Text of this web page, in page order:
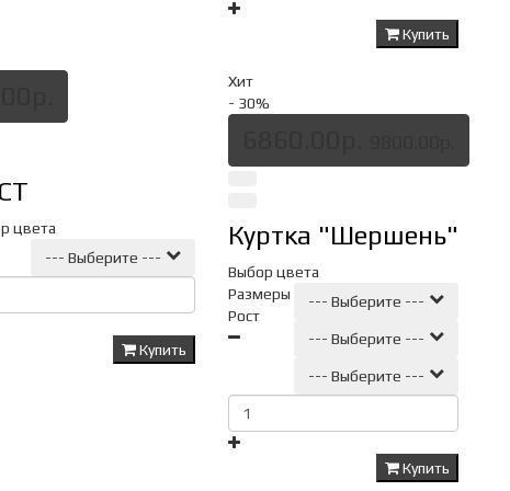
Купить
цвета
--- Выберите ---
Купить
Хит
- 30%
Куртка "Шершень"
Выбор цвета
--- Выберите ---
Размеры
--- Выберите ---
Рост
--- Выберите ---
Купить